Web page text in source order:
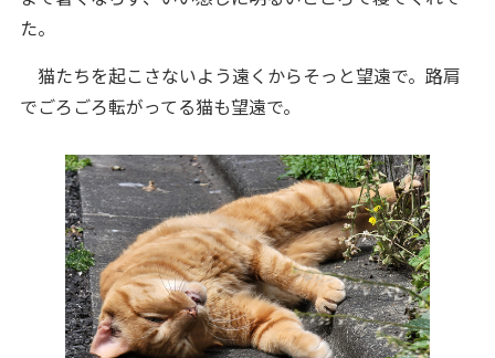
た。
猫たちを起こさないよう遠くからそっと望遠で。路肩
でごろごろ転がってる猫も望遠で。